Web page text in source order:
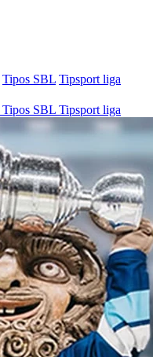
Tipos SBL Tipsport liga
Tipos SBL Tipsport liga